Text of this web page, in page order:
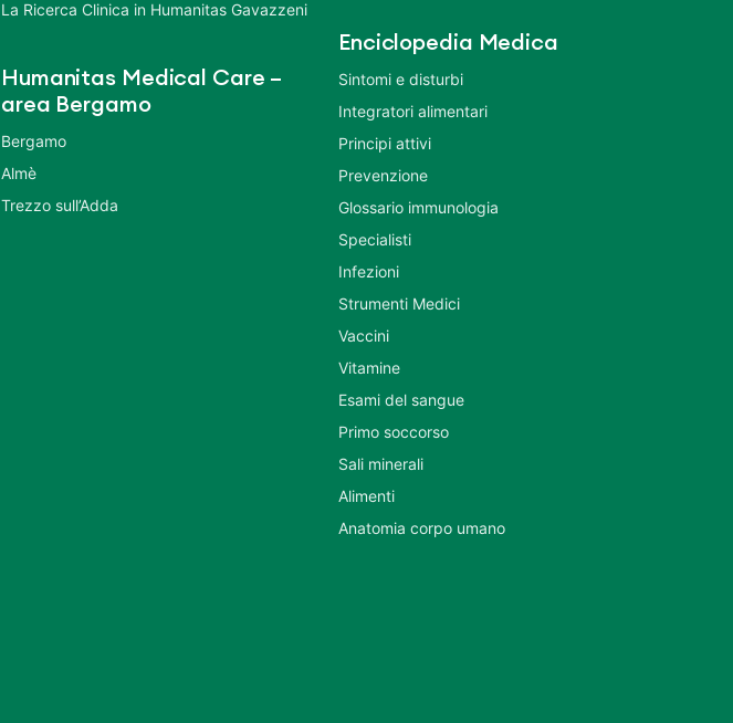
La Ricerca Clinica in Humanitas Gavazzeni
Humanitas Medical Care –
area Bergamo
Bergamo
Almè
Trezzo sull’Adda
Enciclopedia Medica
Sintomi e disturbi
Integratori alimentari
Principi attivi
Prevenzione
Glossario immunologia
Specialisti
Infezioni
Strumenti Medici
Vaccini
Vitamine
Esami del sangue
Primo soccorso
Sali minerali
Alimenti
Anatomia corpo umano